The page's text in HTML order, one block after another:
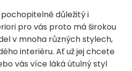
důležitý i
pro vás proto má širokou
v mnoha různých stylech,
interiéru. Ať už jej chcete
vás více láká útulný styl